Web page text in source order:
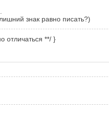
знак равно писать?)
отличаться **/ }